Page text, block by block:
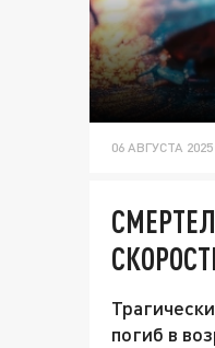
06 АВГУСТА 2025
погиб в